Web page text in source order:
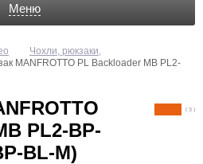
Меню
Чохли, рюкзаки,
MANFROTTO PL Backloader MB PL2-
PL2-BP-
BL-M)
( 3 )